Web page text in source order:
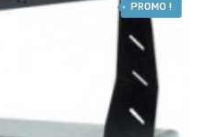
PROMO !